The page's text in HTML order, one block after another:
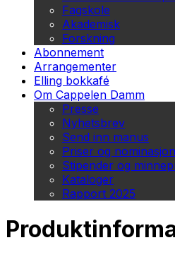
Fagskole
Akademisk
Forskning
Abonnement
Arrangementer
Elling bokkafé
Om Cappelen Damm
Presse
Nyhetsbrev
Send inn manus
Priser og
Stipender og
Kataloger
Rapport 2025